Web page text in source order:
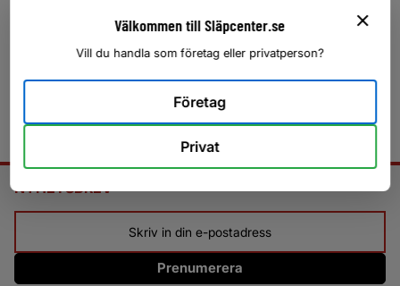
NYHETSBREV
Prenumerera
Välkommen till Släpcenter.se
Vill du handla som företag eller privatperson?
Företag
Privat